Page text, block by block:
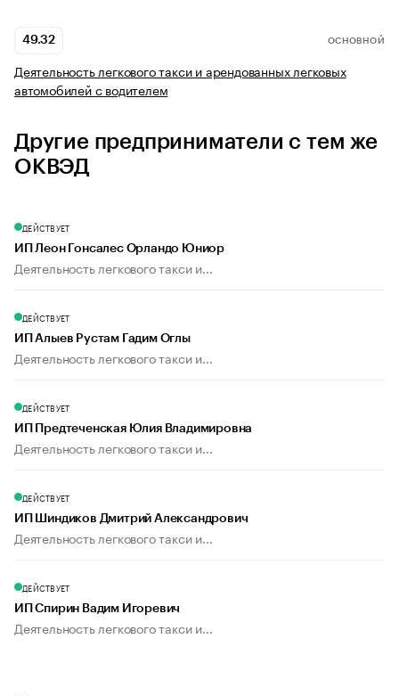
49.32 ОСНОВНОЙ
Деятельность легкового такси и арендованных легковых
автомобилей с водителем
Другие предприниматели с тем же
ОКВЭД
ДЕЙСТВУЕТ
ИП Леон Гонсалес Орландо Юниор
Деятельность легкового такси и...
ДЕЙСТВУЕТ
ИП Алыев Рустам Гадим Оглы
Деятельность легкового такси и...
ДЕЙСТВУЕТ
ИП Предтеченская Юлия Владимировна
Деятельность легкового такси и...
ДЕЙСТВУЕТ
ИП Шиндиков Дмитрий Александрович
Деятельность легкового такси и...
ДЕЙСТВУЕТ
ИП Спирин Вадим Игоревич
Деятельность легкового такси и...